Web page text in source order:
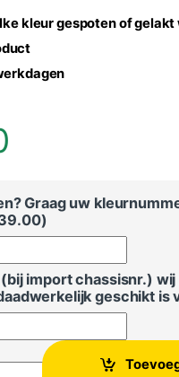
kleur gespoten of gelakt
Graag uw
)
import chassisnr.)
geschikt is
tbv Volkswagen Seat